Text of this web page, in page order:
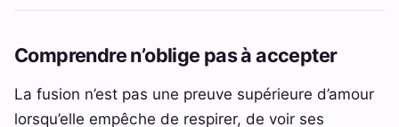
Comprendre n’oblige pas à accepter
La fusion n’est pas une preuve supérieure d’amour
lorsqu’elle empêche de respirer, de voir ses